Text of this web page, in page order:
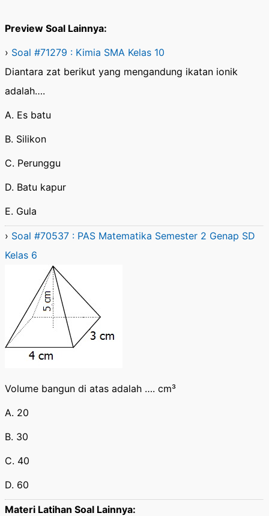
Preview Soal Lainnya:
› Soal #71279 : Kimia SMA Kelas 10
Diantara zat berikut yang mengandung ikatan ionik
adalah….
A. Es batu
B. Silikon
C. Perunggu
D. Batu kapur
E. Gula
› Soal #70537 : PAS Matematika Semester 2 Genap SD
Kelas 6
Volume bangun di atas adalah …. cm³
A. 20
B. 30
C. 40
D. 60
Materi Latihan Soal Lainnya: